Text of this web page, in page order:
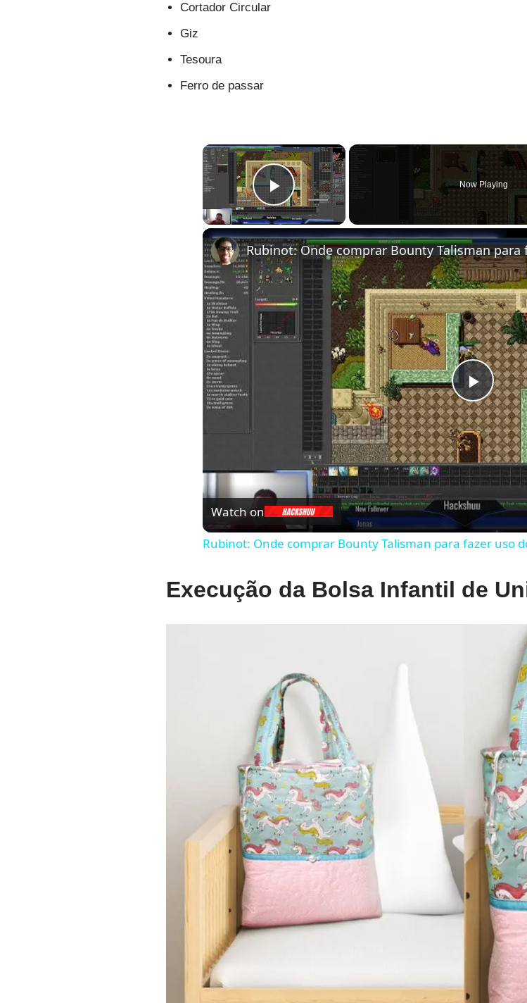
Cortador Circular
Giz
Tesoura
Ferro de passar
×
Play Video
Now Playing
Play
Watch on
Rubinot: Onde comprar Bounty Talisman para fazer uso
Execução da Bolsa Infantil de